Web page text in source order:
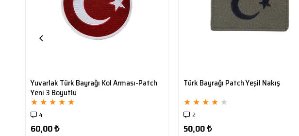
Yuvarlak Türk Bayrağı Kol Arması-Patch
Yeni 3 Boyutlu
★ ★ ★ ★ ★
4
60,00 ₺
Türk Bayrağı Patch Yeşil Nakış
★ ★ ★ ★ ★
2
50,00 ₺